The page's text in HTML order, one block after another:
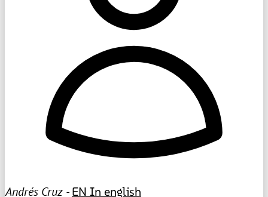
Andrés Cruz -EN In english